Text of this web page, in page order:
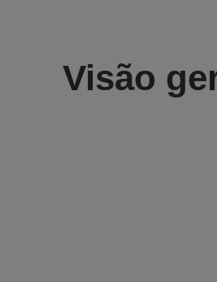
Visão